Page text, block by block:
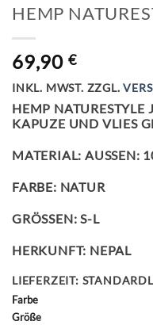
HEMP
69,90 €
INKL. MWST. ZZGL.
HEMP
KAPUZE UND VLIES
MATERIAL: AUSSEN:
FARBE: NATUR
GRÖSSEN: S-L
HERKUNFT: NEPAL
LIEFERZEIT:
Farbe
Größe